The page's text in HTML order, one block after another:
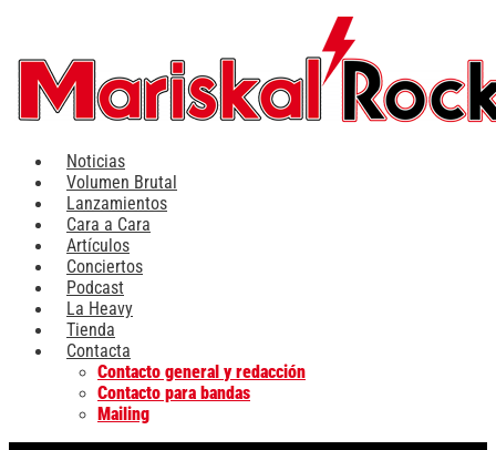
contenido
Noticias
Volumen Brutal
Lanzamientos
Cara a Cara
Artículos
Conciertos
Podcast
La Heavy
Tienda
Contacta
Contacto general y redacción
Contacto para bandas
Mailing